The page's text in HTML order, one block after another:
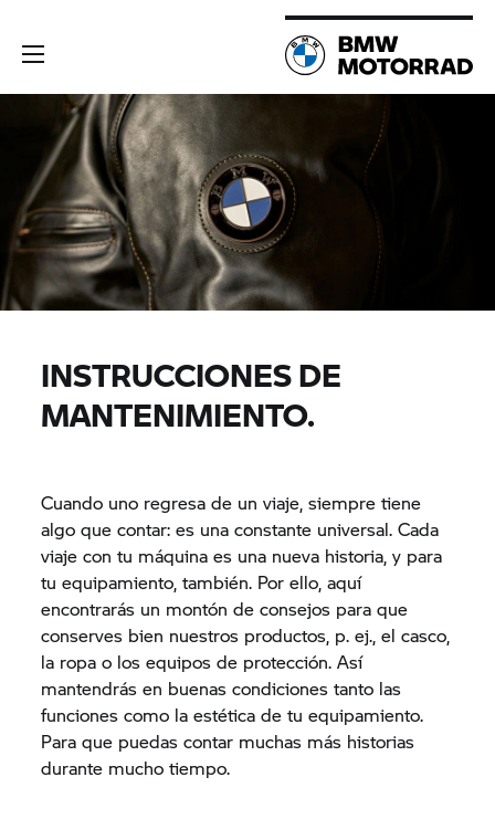
INSTRUCCIONES DE
MANTENIMIENTO.
Cuando uno regresa de un viaje, siempre tiene
algo que contar: es una constante universal. Cada
viaje con tu máquina es una nueva historia, y para
tu equipamiento, también. Por ello, aquí
encontrarás un montón de consejos para que
conserves bien nuestros productos, p. ej., el casco,
la ropa o los equipos de protección. Así
mantendrás en buenas condiciones tanto las
funciones como la estética de tu equipamiento.
Para que puedas contar muchas más historias
durante mucho tiempo.